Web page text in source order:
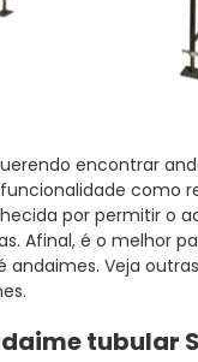
encontrar
como
por permitir o
Afinal, é o melhor
andaimes. Veja
tubular